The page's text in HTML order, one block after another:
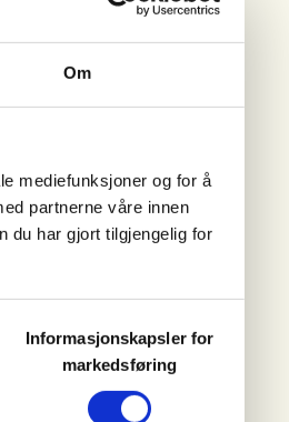
Om
mediefunksjoner og for å
partnerne våre innen
du har gjort tilgjengelig for
Informasjonskapsler for
markedsføring